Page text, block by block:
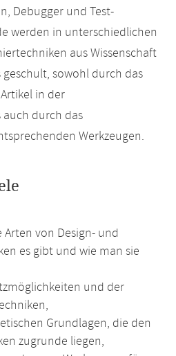
Debugger und Test-
werden in unterschiedlichen
aus Wissenschaft
sowohl durch das
in der
durch das
Werkzeugen.
Arten von Design- und
es gibt und wie man sie
und der
Grundlagen, die den
zugrunde liegen,